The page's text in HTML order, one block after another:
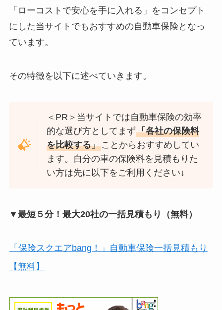
「ローコストで安心を手に入れる」をコンセプト
にした当サイトでもおすすめの自動車保険となっ
ています。
その特徴を以下に述べていきます。
＜PR＞当サイトでは自動車保険の効率
的な選び方としてまず「各社の保険料
を比較する」ことからおすすめしてい
ます。自分の車の保険料を見積もりた
い方は先に以下をご利用ください↓
▼最短５分！最大20社の一括見積もり（無料）
「保険スクエアbang！」自動車保険一括見積もり
【無料】